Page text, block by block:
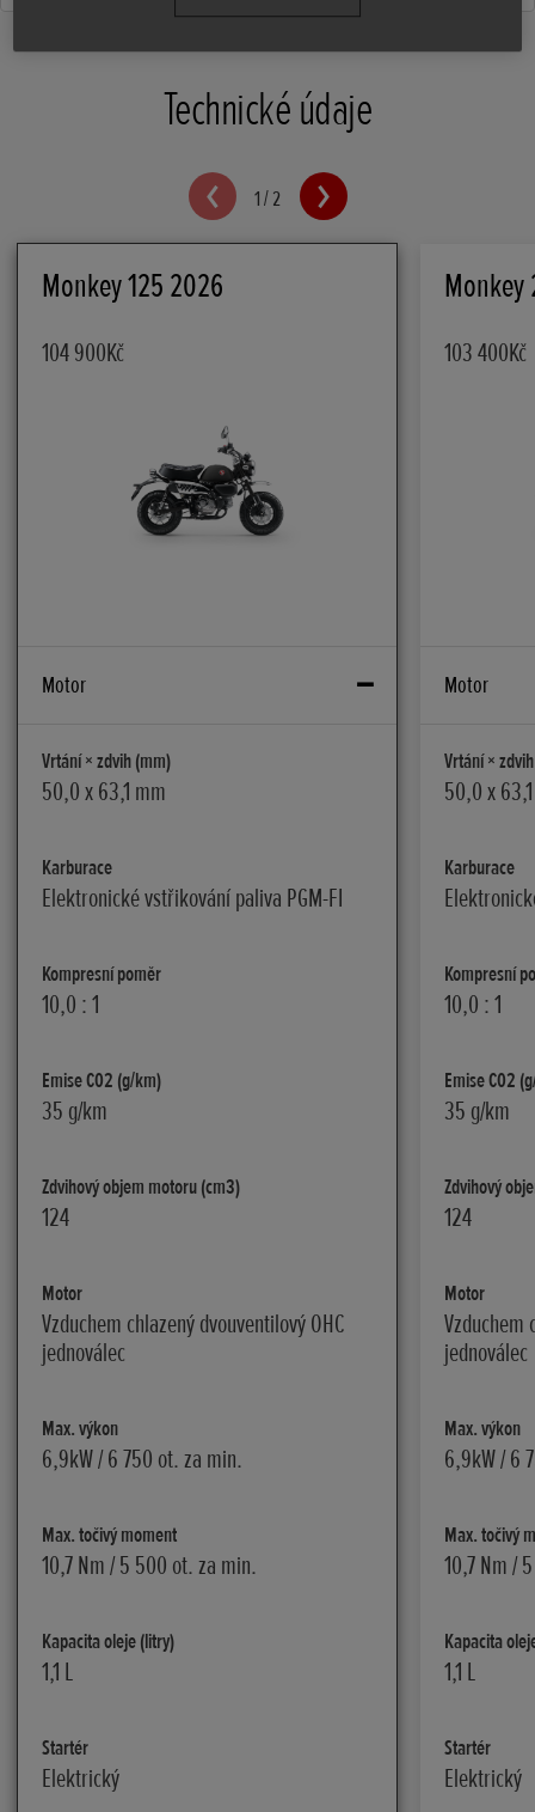
Technické údaje
1/2
Monkey 125 2026
104 900Kč
Motor
Vrtání × zdvih (mm)
50,0 x 63,1 mm
Karburace
Elektronické vstřikování paliva PGM-FI
Kompresní poměr
10,0 : 1
Emise C02 (g/km)
35 g/km
Zdvihový objem motoru (cm3)
124
Motor
Vzduchem chlazený dvouventilový OHC
jednoválec
Max. výkon
6,9kW / 6 750 ot. za min.
Max. točivý moment
10,7 Nm / 5 500 ot. za min.
Kapacita oleje (litry)
1,1 L
Startér
Elektrický
Monkey
103 400Kč
Motor
Vrtání ×
50,0 x
Karburace
Kompresní
10,0 : 1
Emise C02
35 g/km
Zdvihový
124
Motor
Vzduchem
jednoválec
Max. výkon
6,9kW / 6
Max. točivý
10,7 Nm /
Kapacita
1,1 L
Startér
Elektrický